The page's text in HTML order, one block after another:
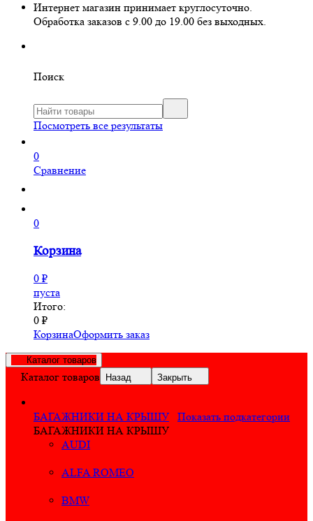
Интернет магазин принимает круглосуточно.
Обработка заказов с 9.00 до 19.00 без выходных.
Поиск
Посмотреть все результаты
0
Сравнение
0
Корзина
0 ₽
пуста
Итого:
0 ₽
КорзинаОформить заказ
Каталог товаров
Каталог товаров Назад Закрыть
БАГАЖНИКИ НА КРЫШУ
Показать подкатегории
БАГАЖНИКИ НА КРЫШУ
AUDI
ALFA ROMEO
BMW